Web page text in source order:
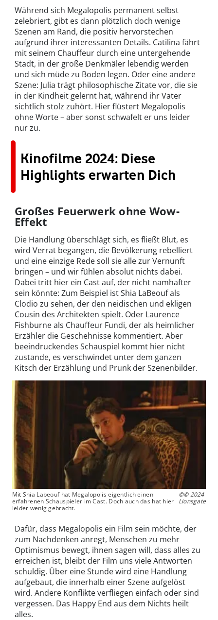
Während sich Megalopolis permanent selbst
zelebriert, gibt es dann plötzlich doch wenige
Szenen am Rand, die positiv hervorstechen
aufgrund ihrer interessanten Details. Catilina fährt
mit seinem Chauffeur durch eine untergehende
Stadt, in der große Denkmäler lebendig werden
und sich müde zu Boden legen. Oder eine andere
Szene: Julia trägt philosophische Zitate vor, die sie
in der Kindheit gelernt hat, während ihr Vater
sichtlich stolz zuhört. Hier flüstert Megalopolis
ohne Worte – aber sonst schwafelt er uns leider
nur zu.
Kinofilme 2024: Diese
Highlights erwarten Dich
Großes Feuerwerk ohne Wow-
Effekt
Die Handlung überschlägt sich, es fließt Blut, es
wird Verrat begangen, die Bevölkerung rebelliert
und eine einzige Rede soll sie alle zur Vernunft
bringen – und wir fühlen absolut nichts dabei.
Dabei tritt hier ein Cast auf, der nicht namhafter
sein könnte: Zum Beispiel ist Shia LaBeouf als
Clodio zu sehen, der den neidischen und ekligen
Cousin des Architekten spielt. Oder Laurence
Fishburne als Chauffeur Fundi, der als heimlicher
Erzähler die Geschehnisse kommentiert. Aber
beeindruckendes Schauspiel kommt hier nicht
zustande, es verschwindet unter dem ganzen
Kitsch der Erzählung und Prunk der Szenenbilder.
Mit Shia Labeouf hat Megalopolis eigentlich einen
erfahrenen Schauspieler im Cast. Doch auch das hat hier
leider wenig gebracht.
©© 2024
Lionsgate
Dafür, dass Megalopolis ein Film sein möchte, der
zum Nachdenken anregt, Menschen zu mehr
Optimismus bewegt, ihnen sagen will, dass alles zu
erreichen ist, bleibt der Film uns viele Antworten
schuldig. Über eine Stunde wird eine Handlung
aufgebaut, die innerhalb einer Szene aufgelöst
wird. Andere Konflikte verfliegen einfach oder sind
vergessen. Das Happy End aus dem Nichts heilt
alles.